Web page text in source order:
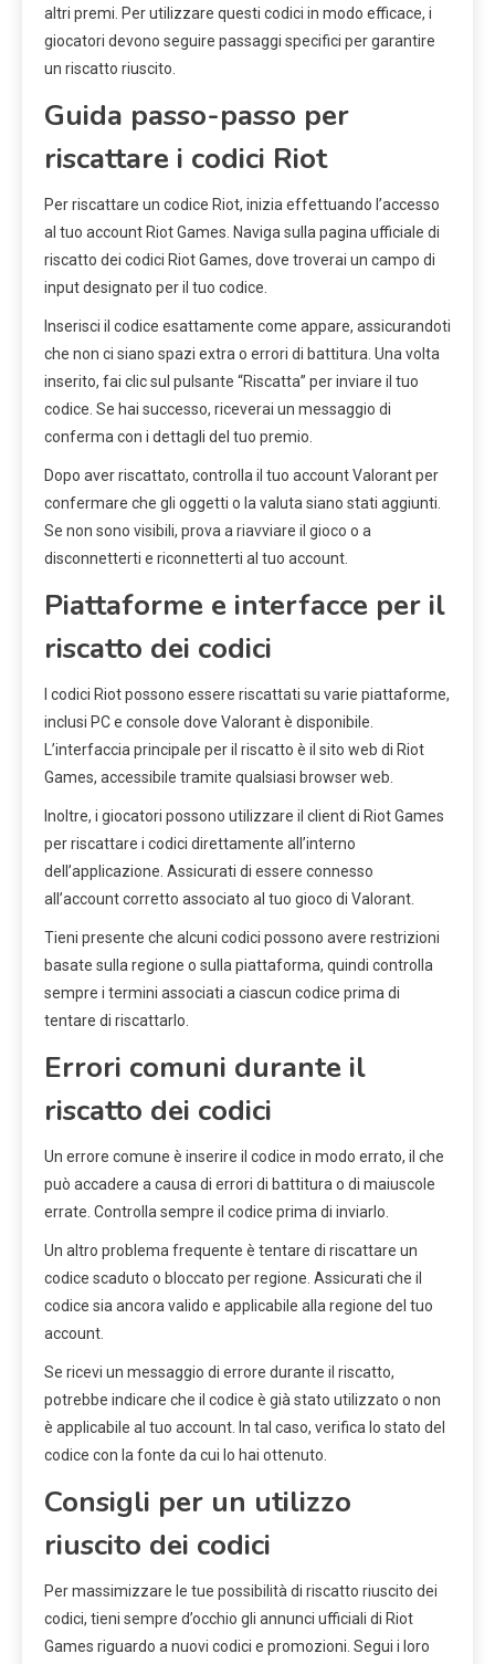
altri premi. Per utilizzare questi codici in modo efficace, i
giocatori devono seguire passaggi specifici per garantire
un riscatto riuscito.
Guida passo-passo per
riscattare i codici Riot
Per riscattare un codice Riot, inizia effettuando l’accesso
al tuo account Riot Games. Naviga sulla pagina ufficiale di
riscatto dei codici Riot Games, dove troverai un campo di
input designato per il tuo codice.
Inserisci il codice esattamente come appare, assicurandoti
che non ci siano spazi extra o errori di battitura. Una volta
inserito, fai clic sul pulsante “Riscatta” per inviare il tuo
codice. Se hai successo, riceverai un messaggio di
conferma con i dettagli del tuo premio.
Dopo aver riscattato, controlla il tuo account Valorant per
confermare che gli oggetti o la valuta siano stati aggiunti.
Se non sono visibili, prova a riavviare il gioco o a
disconnetterti e riconnetterti al tuo account.
Piattaforme e interfacce per il
riscatto dei codici
I codici Riot possono essere riscattati su varie piattaforme,
inclusi PC e console dove Valorant è disponibile.
L’interfaccia principale per il riscatto è il sito web di Riot
Games, accessibile tramite qualsiasi browser web.
Inoltre, i giocatori possono utilizzare il client di Riot Games
per riscattare i codici direttamente all’interno
dell’applicazione. Assicurati di essere connesso
all’account corretto associato al tuo gioco di Valorant.
Tieni presente che alcuni codici possono avere restrizioni
basate sulla regione o sulla piattaforma, quindi controlla
sempre i termini associati a ciascun codice prima di
tentare di riscattarlo.
Errori comuni durante il
riscatto dei codici
Un errore comune è inserire il codice in modo errato, il che
può accadere a causa di errori di battitura o di maiuscole
errate. Controlla sempre il codice prima di inviarlo.
Un altro problema frequente è tentare di riscattare un
codice scaduto o bloccato per regione. Assicurati che il
codice sia ancora valido e applicabile alla regione del tuo
account.
Se ricevi un messaggio di errore durante il riscatto,
potrebbe indicare che il codice è già stato utilizzato o non
è applicabile al tuo account. In tal caso, verifica lo stato del
codice con la fonte da cui lo hai ottenuto.
Consigli per un utilizzo
riuscito dei codici
Per massimizzare le tue possibilità di riscatto riuscito dei
codici, tieni sempre d’occhio gli annunci ufficiali di Riot
Games riguardo a nuovi codici e promozioni. Segui i loro